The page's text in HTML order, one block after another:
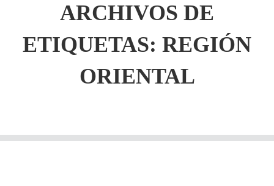
ARCHIVOS DE
ETIQUETAS: REGIÓN
ORIENTAL